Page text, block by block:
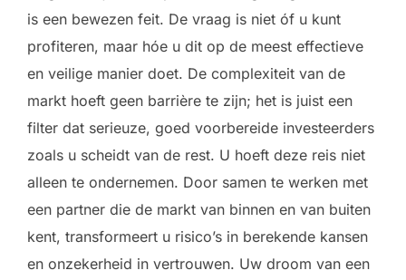
is een bewezen feit. De vraag is niet óf u kunt
profiteren, maar hóe u dit op de meest effectieve
en veilige manier doet. De complexiteit van de
markt hoeft geen barrière te zijn; het is juist een
filter dat serieuze, goed voorbereide investeerders
zoals u scheidt van de rest. U hoeft deze reis niet
alleen te ondernemen. Door samen te werken met
een partner die de markt van binnen en van buiten
kent, transformeert u risico’s in berekende kansen
en onzekerheid in vertrouwen. Uw droom van een